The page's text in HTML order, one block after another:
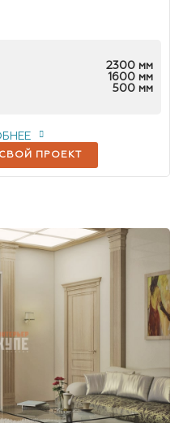
2300 мм
1600 мм
500 мм
ПРОЕКТ